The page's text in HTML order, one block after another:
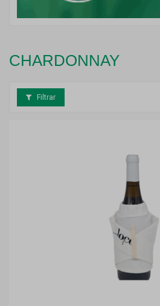
CHARDONNAY
Filtrar